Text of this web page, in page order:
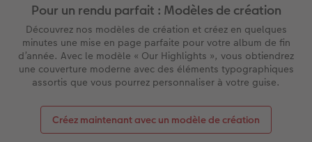
Pour un rendu parfait : Modèles de création
Découvrez nos modèles de création et créez en quelques
minutes une mise en page parfaite pour votre album de fin
d’année. Avec le modèle « Our Highlights », vous obtiendrez
une couverture moderne avec des éléments typographiques
assortis que vous pourrez personnaliser à votre guise.
Créez maintenant avec un modèle de création